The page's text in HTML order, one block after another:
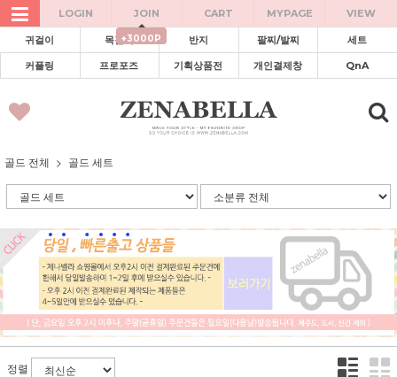
LOGIN JOIN
+3000P
CART MYPAGE VIEW
귀걸이 목걸이 반지 팔찌/발찌 세트
커플링 프로포즈 기획상품전 개인결제창 QnA
골드 전체 골드 세트
정렬